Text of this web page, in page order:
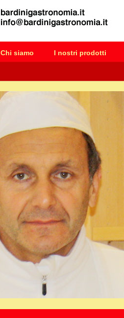
Chi siamo I nostri prodotti